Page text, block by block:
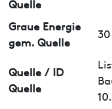
Quelle
Graue Energie
gem. Quelle
Quelle / ID
Quelle